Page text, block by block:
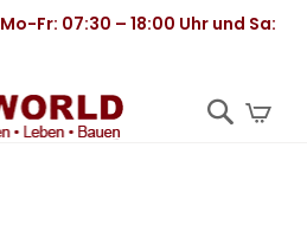
Mo-Fr: 07:30 – 18:00 Uhr und Sa: